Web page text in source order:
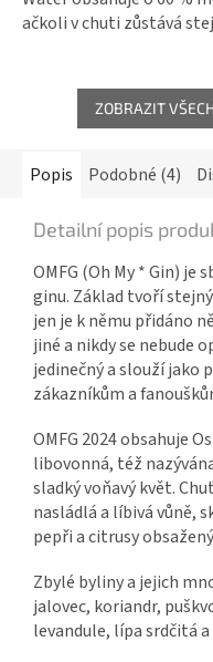
ačkoli v chuti zůstává
ZOBRAZIT
Popis Podobné (4)
Detailní popis
OMFG (Oh My * Gin) je
ginu. Základ tvoří
jen je k němu přidáno
jiné a nikdy se nebude
jedinečný a slouží jako
zákazníkům a
OMFG 2024 obsahuje
libovonná, též
sladký voňavý květ.
nasládlá a líbivá vůně,
pepři a citrusy
Zbylé byliny a jejich
jalovec, koriandr,
levandule, lípa srdčitá a